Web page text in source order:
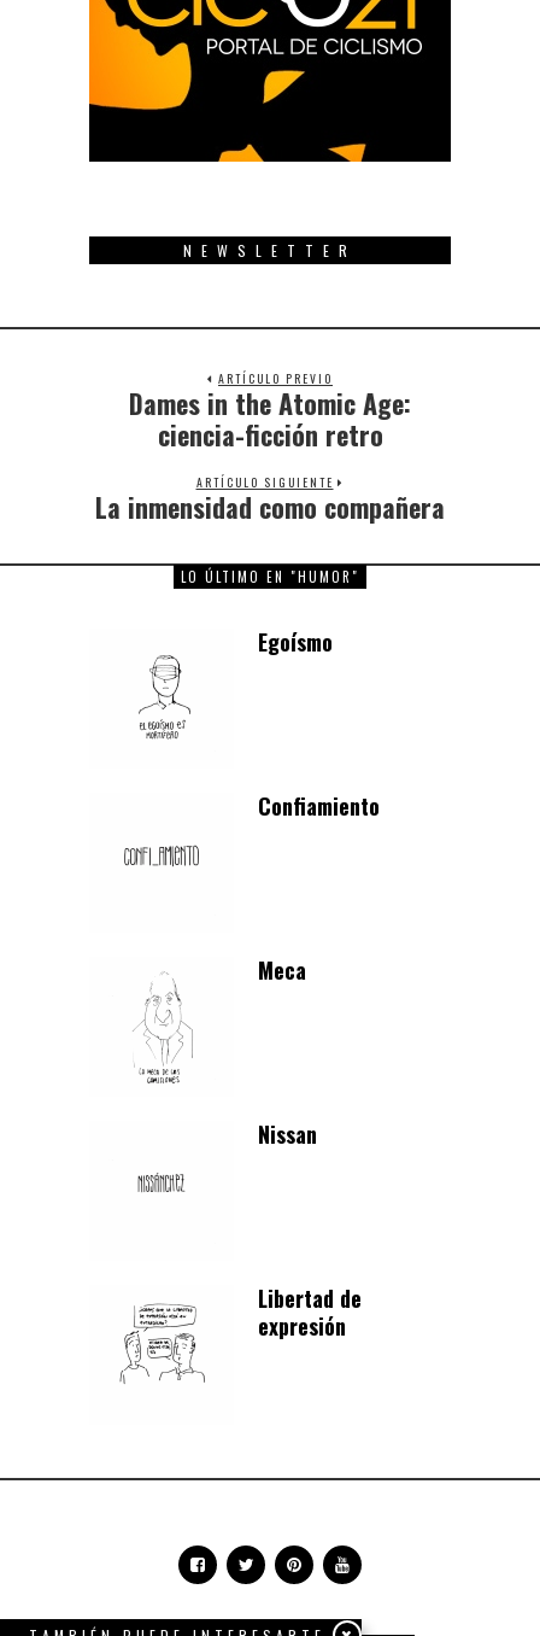
NEWSLETTER
ARTÍCULO PREVIO
Previous
post:
Dames in the Atomic Age:
ciencia-ficción retro
ARTÍCULO SIGUIENTE
Next
La inmensidad como compañera
LO ÚLTIMO EN "HUMOR"
Egoísmo
Confiamiento
Meca
Nissan
Libertad de
expresión